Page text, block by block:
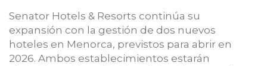
Senator Hotels & Resorts continúa su
expansión con la gestión de dos nuevos
hoteles en Menorca, previstos para abrir en
2026. Ambos establecimientos estarán